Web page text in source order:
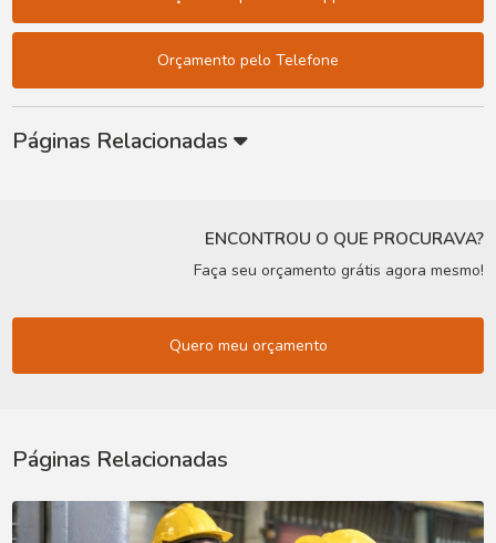
Orçamento pelo Telefone
Páginas Relacionadas
ENCONTROU O QUE PROCURAVA?
Faça seu orçamento grátis agora mesmo!
Quero meu orçamento
Páginas Relacionadas